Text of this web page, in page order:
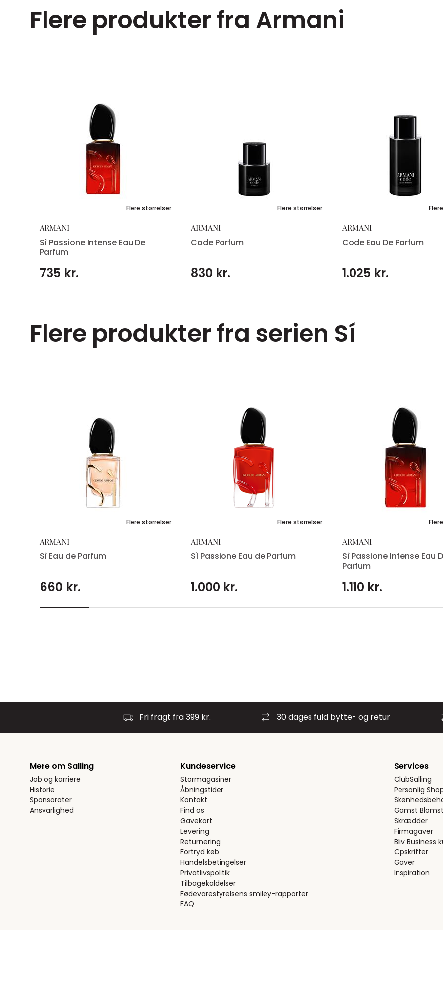
Flere produkter fra Armani
Flere størrelser
ARMANI
Sì Passione Intense Eau De
Parfum
735 kr.
Flere størrelser
ARMANI
Code Parfum
830 kr.
ARMANI
Code Eau De Parfum
1.025 kr.
Flere produkter fra serien Sí
Flere størrelser
ARMANI
Sì Eau de Parfum
660 kr.
Flere størrelser
ARMANI
Sì Passione Eau de Parfum
1.000 kr.
ARMANI
Sì Passione Intense Eau
Parfum
1.110 kr.
Fri fragt fra 399 kr. 30 dages fuld bytte- og retur
Mere om Salling
Job og karriere
Historie
Sponsorater
Ansvarlighed
Kundeservice
Stormagasiner
Åbningstider
Kontakt
Find os
Gavekort
Levering
Returnering
Fortryd køb
Handelsbetingelser
Privatlivspolitik
Tilbagekaldelser
Fødevarestyrelsens smiley-rapporter
FAQ
Services
ClubSalling
Personlig
Gamst
Skrædder
Firmagaver
Bliv Business
Opskrifter
Gaver
Inspiration